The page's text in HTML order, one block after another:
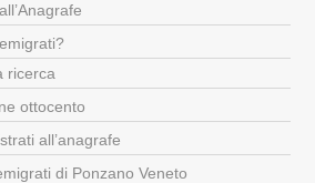
ricerca
ottocento
all’anagrafe
di Ponzano Veneto